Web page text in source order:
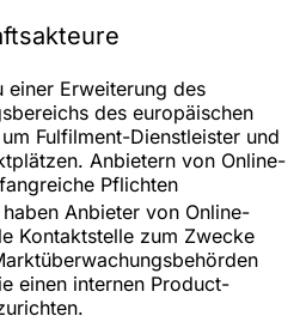
einer Erweiterung des
des europäischen
Fulfilment-Dienstleister und
Anbietern von Online-
Pflichten
Anbieter von Online-
Kontaktstelle zum Zwecke
einen internen Product-